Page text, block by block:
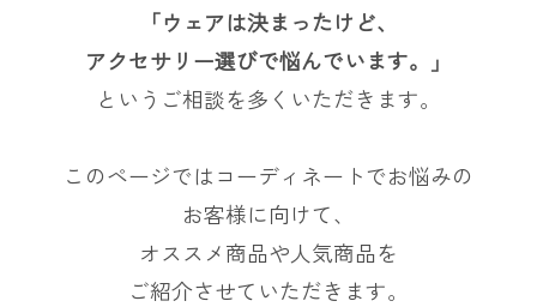
「ウェアは決まったけど、
アクセサリー選びで悩んでいます。」
というご相談を多くいただきます。
このページではコーディネートでお悩みの
お客様に向けて、
オススメ商品や人気商品を
ご紹介させていただきます。